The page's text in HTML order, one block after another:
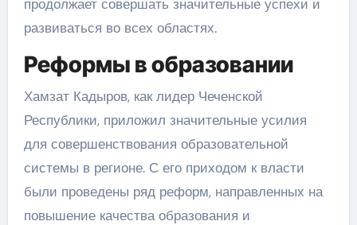
продолжает совершать значительные успехи и
развиваться во всех областях.
Реформы в образовании
Хамзат Кадыров, как лидер Чеченской
Республики, приложил значительные усилия
для совершенствования образовательной
системы в регионе. С его приходом к власти
были проведены ряд реформ, направленных на
повышение качества образования и